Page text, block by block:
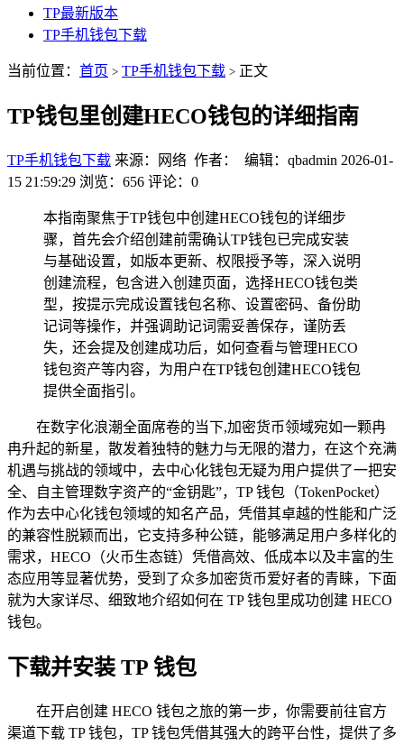
TP最新版本
TP手机钱包下载
当前位置： 首页 > TP手机钱包下载 > 正文
TP钱包里创建HECO钱包的详细指南
TP手机钱包下载 来源：网络 作者： 编辑：qbadmin 2026-01-
15 21:59:29 浏览：656 评论：0
本指南聚焦于TP钱包中创建HECO钱包的详细步
骤，首先会介绍创建前需确认TP钱包已完成安装
与基础设置，如版本更新、权限授予等，深入说明
创建流程，包含进入创建页面，选择HECO钱包类
型，按提示完成设置钱包名称、设置密码、备份助
记词等操作，并强调助记词需妥善保存，谨防丢
失，还会提及创建成功后，如何查看与管理HECO
钱包资产等内容，为用户在TP钱包创建HECO钱包
提供全面指引。
在数字化浪潮全面席卷的当下,加密货币领域宛如一颗冉
冉升起的新星，散发着独特的魅力与无限的潜力，在这个充满
机遇与挑战的领域中，去中心化钱包无疑为用户提供了一把安
全、自主管理数字资产的“金钥匙”，TP 钱包（TokenPocket）
作为去中心化钱包领域的知名产品，凭借其卓越的性能和广泛
的兼容性脱颖而出，它支持多种公链，能够满足用户多样化的
需求，HECO（火币生态链）凭借高效、低成本以及丰富的生
态应用等显著优势，受到了众多加密货币爱好者的青睐，下面
就为大家详尽、细致地介绍如何在 TP 钱包里成功创建 HECO
钱包。
下载并安装 TP 钱包
在开启创建 HECO 钱包之旅的第一步，你需要前往官方
渠道下载 TP 钱包，TP 钱包凭借其强大的跨平台性，提供了多